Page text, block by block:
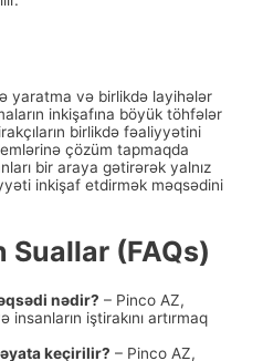
yaratma və birlikdə layihələr
inkişafına böyük töhfələr
birlikdə fəaliyyətini
çözüm tapmaqda
bir araya gətirərək yalnız
inkişaf etdirmək məqsədini
(FAQs)
nədir? – Pinco AZ,
insanların iştirakını artırmaq
keçirilir? – Pinco AZ,